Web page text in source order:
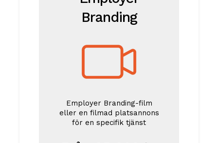
Branding
Employer Branding-film
eller en filmad platsannons
för en specifik tjänst